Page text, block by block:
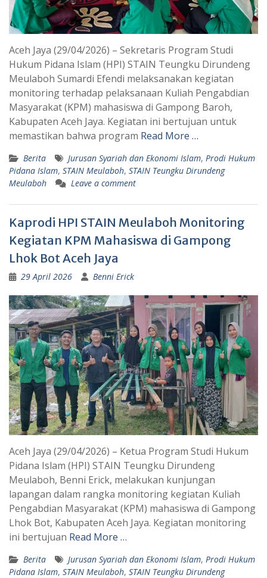
Aceh Jaya (29/04/2026) – Sekretaris Program Studi
Hukum Pidana Islam (HPI) STAIN Teungku Dirundeng
Meulaboh Sumardi Efendi melaksanakan kegiatan
monitoring terhadap pelaksanaan Kuliah Pengabdian
Masyarakat (KPM) mahasiswa di Gampong Baroh,
Kabupaten Aceh Jaya. Kegiatan ini bertujuan untuk
memastikan bahwa program Read More …
Berita Jurusan Syariah dan Ekonomi Islam, Prodi Hukum
Pidana Islam, STAIN Meulaboh, STAIN Teungku Dirundeng
Meulaboh
Leave a comment
Kaprodi HPI STAIN Meulaboh Monitoring
Kegiatan KPM Mahasiswa di Gampong
Lhok Bot Aceh Jaya
29 April 2026 Benni Erick
Aceh Jaya (29/04/2026) – Ketua Program Studi Hukum
Pidana Islam (HPI) STAIN Teungku Dirundeng
Meulaboh, Benni Erick, melakukan kunjungan
lapangan dalam rangka monitoring kegiatan Kuliah
Pengabdian Masyarakat (KPM) mahasiswa di Gampong
Lhok Bot, Kabupaten Aceh Jaya. Kegiatan monitoring
ini bertujuan Read More …
Berita Jurusan Syariah dan Ekonomi Islam, Prodi Hukum
Pidana Islam, STAIN Meulaboh, STAIN Teungku Dirundeng